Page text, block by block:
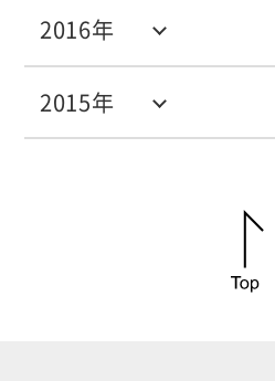
2015年
2016年